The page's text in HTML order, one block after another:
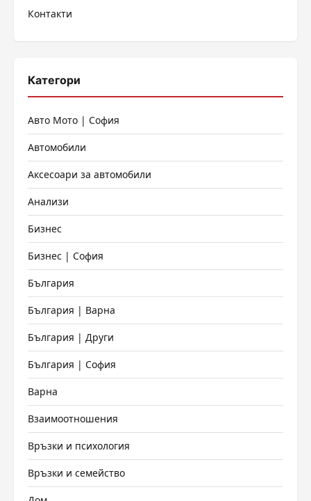
Контакти
Категори
Авто Мото | София
Автомобили
Аксесоари за автомобили
Анализи
Бизнес
Бизнес | София
България
България | Варна
България | Други
България | София
Варна
Взаимоотношения
Връзки и психология
Връзки и семейство